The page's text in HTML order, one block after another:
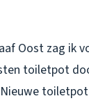
Oost zag ik
toiletpot